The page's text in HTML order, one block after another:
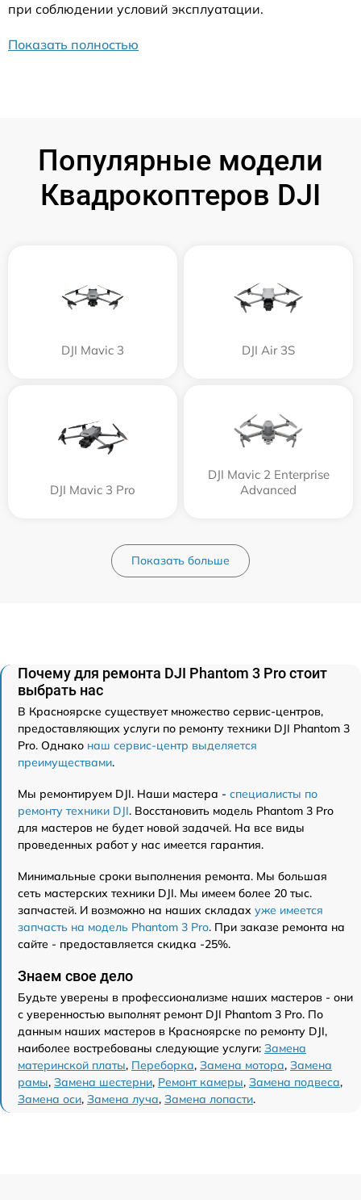
при соблюдении условий эксплуатации.
Показать полностью
Популярные модели
Квадрокоптеров DJI
DJI Mavic 3 DJI Air 3S
DJI Mavic 3 Pro
DJI Mavic 2 Enterprise
Advanced
Показать больше
Почему для ремонта DJI Phantom 3 Pro стоит
выбрать нас
В Красноярске существует множество сервис-центров,
предоставляющих услуги по ремонту техники DJI Phantom 3
Pro. Однако наш сервис-центр выделяется
преимуществами.
Мы ремонтируем DJI. Наши мастера - специалисты по
ремонту техники DJI. Восстановить модель Phantom 3 Pro
для мастеров не будет новой задачей. На все виды
проведенных работ у нас имеется гарантия.
Минимальные сроки выполнения ремонта. Мы большая
сеть мастерских техники DJI. Мы имеем более 20 тыс.
запчастей. И возможно на наших складах уже имеется
запчасть на модель Phantom 3 Pro. При заказе ремонта на
сайте - предоставляется скидка -25%.
Знаем свое дело
Будьте уверены в профессионализме наших мастеров - они
с уверенностью выполнят ремонт DJI Phantom 3 Pro. По
данным наших мастеров в Красноярске по ремонту DJI,
наиболее востребованы следующие услуги: Замена
материнской платы, Переборка, Замена мотора, Замена
рамы, Замена шестерни, Ремонт камеры, Замена подвеса,
Замена оси, Замена луча, Замена лопасти.